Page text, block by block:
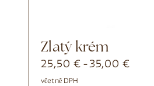
Zlatý krém
25,50 € -35,00€
včetně DPH